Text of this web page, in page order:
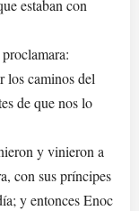
estaban con
los caminos del
de que nos lo
y vinieron a
con sus príncipes
y entonces Enoc